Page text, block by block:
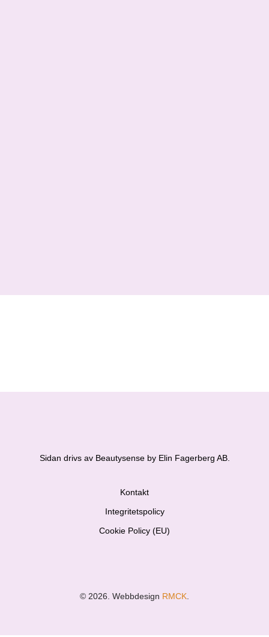
Sidan drivs av Beautysense by Elin Fagerberg AB.
Kontakt
Integritetspolicy
Cookie Policy (EU)
© 2026. Webbdesign RMCK